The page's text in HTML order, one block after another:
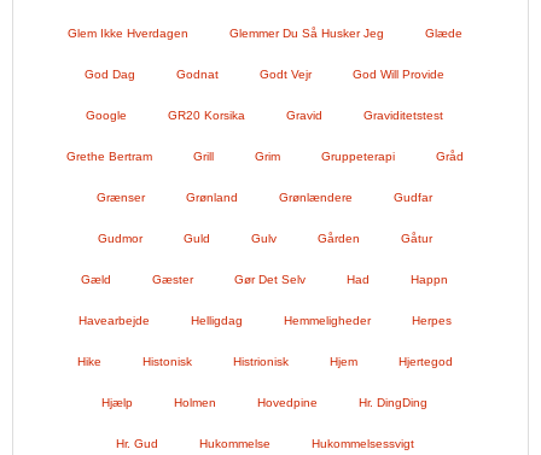
Glem Ikke Hverdagen Glemmer Du Så Husker Jeg Glæde
God Dag Godnat Godt Vejr God Will Provide
Google GR20 Korsika Gravid Graviditetstest
Grethe Bertram Grill Grim Gruppeterapi Gråd
Grænser Grønland Grønlændere Gudfar
Gudmor Guld Gulv Gården Gåtur
Gæld Gæster Gør Det Selv Had Happn
Havearbejde Helligdag Hemmeligheder Herpes
Hike Histonisk Histrionisk Hjem Hjertegod
Hjælp Holmen Hovedpine Hr. DingDing
Hr. Gud Hukommelse Hukommelsessvigt